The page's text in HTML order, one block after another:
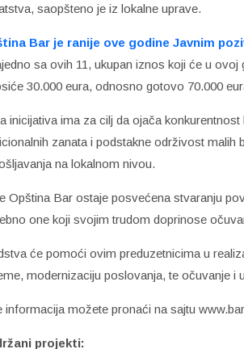
saopšteno je iz lokalne uprave.
Bar je ranije ove godine Javnim
sa ovih 11, ukupan iznos koji će u
30.000 eura, odnosno gotovo 70.000
inicijativa ima za cilj da ojača
zanata i podstakne održivost malih
na lokalnom nivou.
Opština Bar ostaje posvećena stvaranju
one koji svojim trudom doprinose
će pomoći ovim preduzetnicima u
modernizaciju poslovanja, te očuvanje i
informacija možete pronaći na sajtu
projekti: